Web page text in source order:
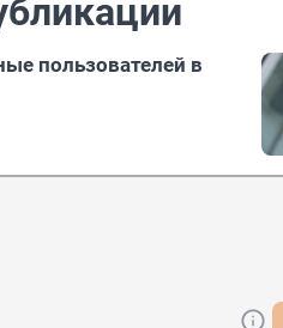
пользователей в